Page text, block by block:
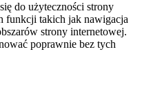
do użyteczności strony
funkcji takich jak nawigacja
strony internetowej.
poprawnie bez tych